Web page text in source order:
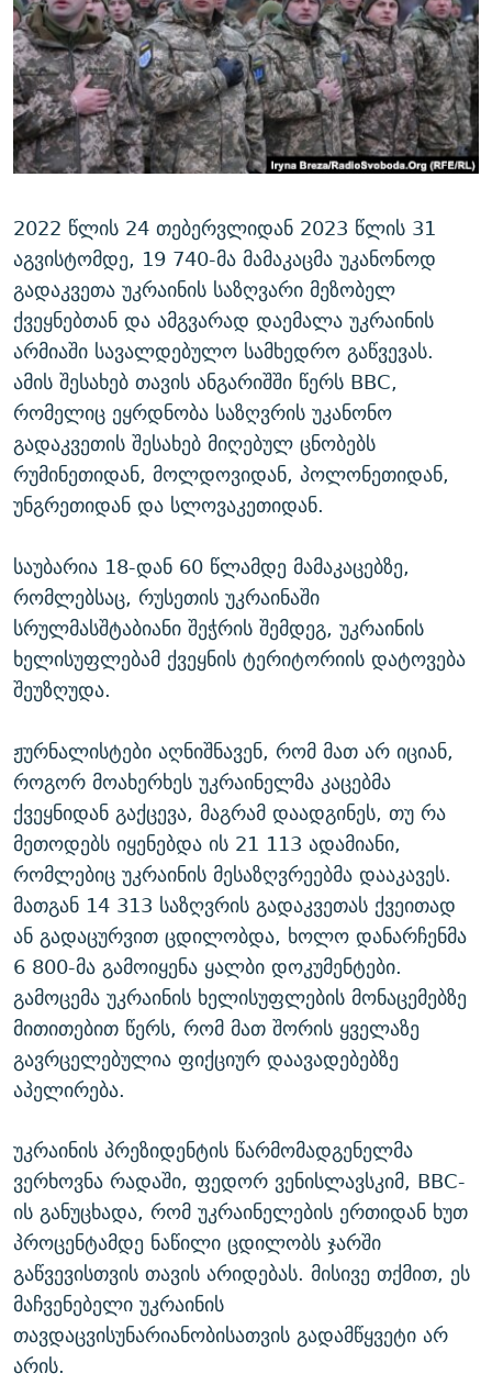
ᲛᲝᲚᲐᲞᲐᲠᲐᲙᲔ ᲢᲔᲥᲡᲢᲔᲑᲘ
ᲨᲘᲜ - ᲣᲪᲮᲝᲔᲗᲨᲘ
ᲚᲘᲢᲔᲠᲐᲢᲣᲠᲣᲚᲘ ᲬᲐᲮᲜᲐᲒᲔᲑᲘ
ᲐᲛᲔᲠᲘᲙᲣᲚᲘ ᲛᲝᲗᲮᲠᲝᲑᲐ
ᲘᲛᲞᲔᲠᲘᲐ ᲓᲐ ᲠᲐᲓᲘᲝ
ᲩᲔᲛᲘ ᲡᲘᲙᲕᲓᲘᲚᲘᲡ ᲛᲘᲖᲔᲖᲘᲐ COVID-19
11 ᲬᲔᲚᲘ - 11 ᲐᲛᲑᲐᲕᲘ
ᲡᲐᲞᲐᲠᲚᲐᲛᲔᲜᲢᲝ ᲐᲠᲩᲔᲕᲜᲔᲑᲘᲡ ᲘᲡᲢᲝᲠᲘᲐ
ᲑᲐᲕᲨᲕᲔᲑᲘ ᲞᲠᲝᲡᲢᲘᲢᲣᲪᲘᲐᲨᲘ - ᲐᲛᲝᲣᲗᲥᲛᲔᲚᲘ ᲐᲛᲑᲐᲕᲘ
5 ᲐᲛᲑᲐᲕᲘ - 20 ᲘᲕᲜᲘᲡᲡ ᲓᲐᲨᲐᲕᲔᲑᲣᲚᲔᲑᲘ
ᲐᲒᲕᲘᲡᲢᲝᲡ ᲝᲛᲘ
ПРИВЕТ ᲙᲣᲚᲢᲣᲠᲐ
ᲒᲐᲛᲝᲘᲬᲔᲠᲔ
რთე/რთ-ის ყველა საიტი
2022 წლის 24 თებერვლიდან 2023 წლის 31
აგვისტომდე, 19 740-მა მამაკაცმა უკანონოდ
გადაკვეთა უკრაინის საზღვარი მეზობელ
ქვეყნებთან და ამგვარად დაემალა უკრაინის
არმიაში სავალდებულო სამხედრო გაწვევას.
ამის შესახებ თავის ანგარიშში წერს BBC,
რომელიც ეყრდნობა საზღვრის უკანონო
გადაკვეთის შესახებ მიღებულ ცნობებს
რუმინეთიდან, მოლდოვიდან, პოლონეთიდან,
უნგრეთიდან და სლოვაკეთიდან.
საუბარია 18-დან 60 წლამდე მამაკაცებზე,
რომლებსაც, რუსეთის უკრაინაში
სრულმასშტაბიანი შეჭრის შემდეგ, უკრაინის
ხელისუფლებამ ქვეყნის ტერიტორიის დატოვება
შეუზღუდა.
ჟურნალისტები აღნიშნავენ, რომ მათ არ იციან,
როგორ მოახერხეს უკრაინელმა კაცებმა
ქვეყნიდან გაქცევა, მაგრამ დაადგინეს, თუ რა
მეთოდებს იყენებდა ის 21 113 ადამიანი,
რომლებიც უკრაინის მესაზღვრეებმა დააკავეს.
მათგან 14 313 საზღვრის გადაკვეთას ქვეითად
ან გადაცურვით ცდილობდა, ხოლო დანარჩენმა
6 800-მა გამოიყენა ყალბი დოკუმენტები.
გამოცემა უკრაინის ხელისუფლების მონაცემებზე
მითითებით წერს, რომ მათ შორის ყველაზე
გავრცელებულია ფიქციურ დაავადებებზე
აპელირება.
უკრაინის პრეზიდენტის წარმომადგენელმა
ვერხოვნა რადაში, ფედორ ვენისლავსკიმ, BBC-
ის განუცხადა, რომ უკრაინელების ერთიდან ხუთ
პროცენტამდე ნაწილი ცდილობს ჯარში
გაწვევისთვის თავის არიდებას. მისივე თქმით, ეს
მაჩვენებელი უკრაინის
თავდაცვისუნარიანობისათვის გადამწყვეტი არ
არის.